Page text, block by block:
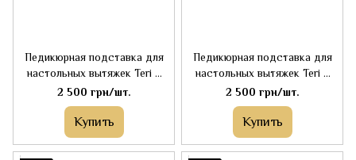
Педикюрная подставка для
настольных вытяжек Teri с
серой верхней частью
2 500 грн/шт.
Купить
Педикюрная подставка для
настольных вытяжек Teri с
бежевой верхней частью
2 500 грн/шт.
Купить